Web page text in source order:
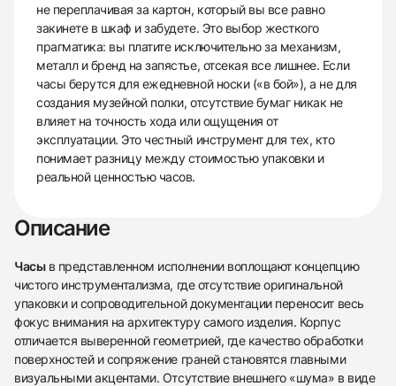
не переплачивая за картон, который вы все равно
закинете в шкаф и забудете. Это выбор жесткого
прагматика: вы платите исключительно за механизм,
металл и бренд на запястье, отсекая все лишнее. Если
часы берутся для ежедневной носки («в бой»), а не для
создания музейной полки, отсутствие бумаг никак не
влияет на точность хода или ощущения от
эксплуатации. Это честный инструмент для тех, кто
понимает разницу между стоимостью упаковки и
реальной ценностью часов.
Описание
Часыв представленном исполнении воплощают концепцию
чистого инструментализма, где отсутствие оригинальной
упаковки и сопроводительной документации переносит весь
фокус внимания на архитектуру самого изделия. Корпус
отличается выверенной геометрией, где качество обработки
поверхностей и сопряжение граней становятся главными
визуальными акцентами. Отсутствие внешнего «шума» в виде